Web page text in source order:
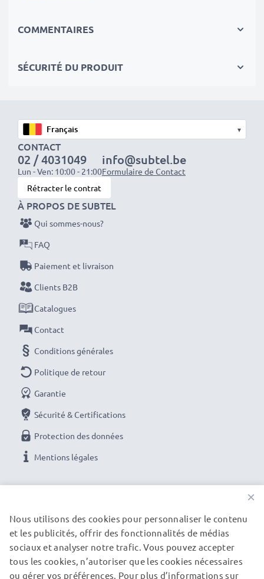
Entrée / Input : 12V / 24V
Tension de sortie / Output Volt: 5V
Ampérage de Sortie / Output ampère
1000mA
Puissance / Power Watt
Parfaitement compatible avec:
ELLE GlamPhone / Elle N°3 / Mandarina Duck /
Le chargeur fonctionne sur une prise allume-cigare de
voiture et camping car de 12V et également sur une
prise allume-cigare de camion d'une tension de 24V
★ 3 ans de Garantie ★
En tant que Professionnel International du Métier
COMMENTAIRES
SÉCURITÉ DU PRODUIT
▾
CONTACT
02 / 4031049
Lun - Ven: 10:00 - 21:00
info@subtel.be
Formulaire de Contact
Rétracter le contrat
À PROPOS DE SUBTEL
Qui sommes-nous?
FAQ
Paiement et livraison
Clients B2B
Catalogues
Contact
Conditions générales
Politique de retour
Garantie
Sécurité & Certifications
Protection des données
Mentions légales
NOS PARTENAIRES DE LIVRAISON
×
Nous utilisons des cookies pour personnaliser le contenu
et les publicités, offrir des fonctionnalités de médias
sociaux et analyser notre trafic. Vous pouvez accepter
tous les cookies, n’autoriser que les cookies nécessaires
ou gérer vos préférences. Pour plus d’informations sur